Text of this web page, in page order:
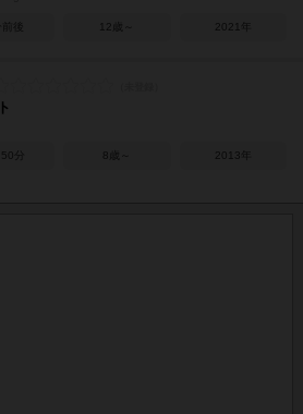
後 12歳～ 2021年
分 8歳～ 2013年